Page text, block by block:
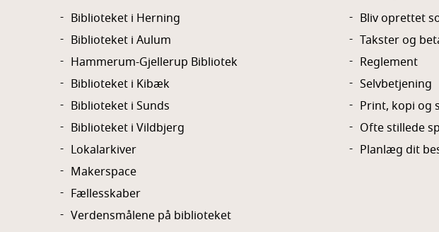
Biblioteket i Herning
Biblioteket i Aulum
Hammerum-Gjellerup Bibliotek
Biblioteket i Kibæk
Biblioteket i Sunds
Biblioteket i Vildbjerg
Lokalarkiver
Makerspace
Fællesskaber
Verdensmålene på biblioteket
Bliv oprettet
Takster og
Reglement
Selvbetjening
Print, kopi og
Ofte stillede
Planlæg dit